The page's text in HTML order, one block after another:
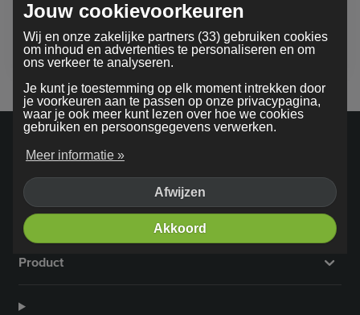
algemene voorwaarden
Bedrijf
Product
Jouw cookievoorkeuren
Wij en onze zakelijke partners (33) gebruiken cookies
om inhoud en advertenties te personaliseren en om
ons verkeer te analyseren.
Je kunt je toestemming op elk moment intrekken door
je voorkeuren aan te passen op onze privacypagina,
waar je ook meer kunt lezen over hoe we cookies
gebruiken en persoonsgegevens verwerken.
Meer informatie »
Afwijzen
Akkoord